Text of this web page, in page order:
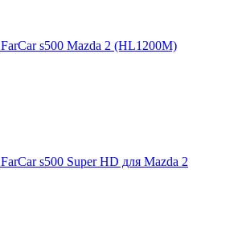
s500 Mazda 2 (HL1200M)
s500 Super HD для Mazda 2